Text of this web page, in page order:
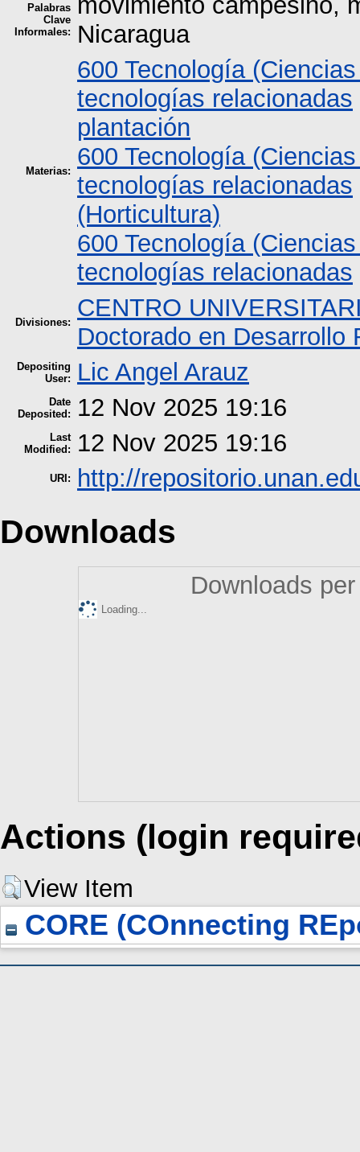
Palabras
Clave
Informales:
Nicaragua
Materias:
600 Tecnología
tecnologías relacionadas
plantación
600 Tecnología
tecnologías relacionadas
(Horticultura)
600 Tecnología
tecnologías relacionadas
Divisiones:
CENTRO
Doctorado en Desarrollo
Depositing
User:
Lic Angel Arauz
Date
Deposited:
12 Nov 2025 19:16
Last
Modified:
12 Nov 2025 19:16
URI: http://
Downloads
Downloads
Loading...
Actions (login
View Item
CORE (COnnecting